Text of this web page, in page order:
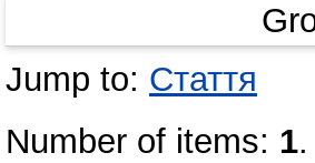
Jump to: Стаття
Number of items: 1.